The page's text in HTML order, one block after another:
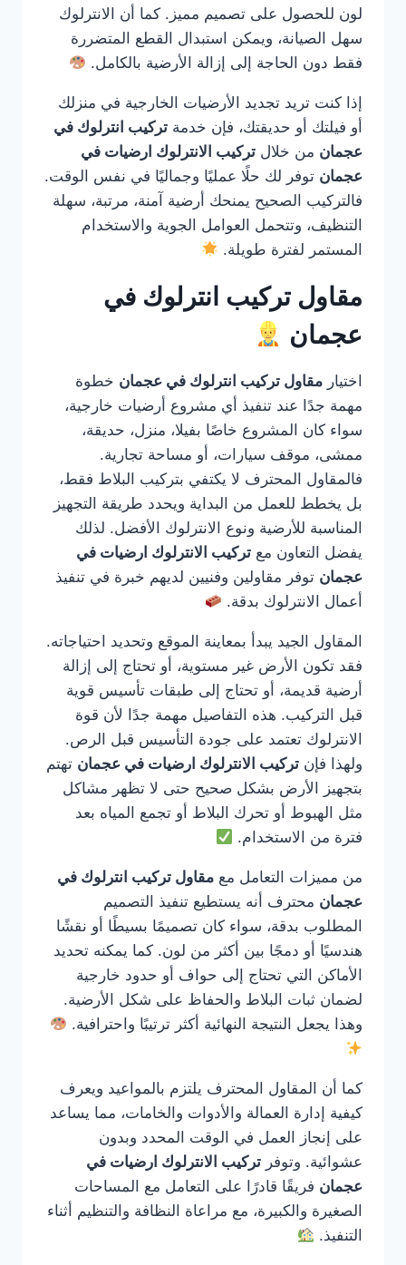
لون للحصول على تصميم مميز. كما أن الانترلوك
سهل الصيانة، ويمكن استبدال القطع المتضررة
فقط دون الحاجة إلى إزالة الأرضية بالكامل.
إذا كنت تريد تجديد الأرضيات الخارجية في منزلك
أو فيلتك أو حديقتك، فإن خدمة تركيب انترلوك في
عجمان من خلال تركيب الانترلوك ارضيات في
عجمان توفر لك حلًا عمليًا وجماليًا في نفس الوقت.
فالتركيب الصحيح يمنحك أرضية آمنة، مرتبة، سهلة
التنظيف، وتتحمل العوامل الجوية والاستخدام
المستمر لفترة طويلة.
مقاول تركيب انترلوك في
عجمان
اختيار مقاول تركيب انترلوك في عجمان خطوة
مهمة جدًا عند تنفيذ أي مشروع أرضيات خارجية،
سواء كان المشروع خاصًا بفيلا، منزل، حديقة،
ممشى، موقف سيارات، أو مساحة تجارية.
فالمقاول المحترف لا يكتفي بتركيب البلاط فقط،
بل يخطط للعمل من البداية ويحدد طريقة التجهيز
المناسبة للأرضية ونوع الانترلوك الأفضل. لذلك
يفضل التعاون مع تركيب الانترلوك ارضيات في
عجمان توفر مقاولين وفنيين لديهم خبرة في تنفيذ
أعمال الانترلوك بدقة.
المقاول الجيد يبدأ بمعاينة الموقع وتحديد احتياجاته.
فقد تكون الأرض غير مستوية، أو تحتاج إلى إزالة
أرضية قديمة، أو تحتاج إلى طبقات تأسيس قوية
قبل التركيب. هذه التفاصيل مهمة جدًا لأن قوة
الانترلوك تعتمد على جودة التأسيس قبل الرص.
ولهذا فإن تركيب الانترلوك ارضيات في عجمان تهتم
بتجهيز الأرض بشكل صحيح حتى لا تظهر مشاكل
مثل الهبوط أو تحرك البلاط أو تجمع المياه بعد
فترة من الاستخدام.
من مميزات التعامل مع مقاول تركيب انترلوك في
عجمان محترف أنه يستطيع تنفيذ التصميم
المطلوب بدقة، سواء كان تصميمًا بسيطًا أو نقشًا
هندسيًا أو دمجًا بين أكثر من لون. كما يمكنه تحديد
الأماكن التي تحتاج إلى حواف أو حدود خارجية
لضمان ثبات البلاط والحفاظ على شكل الأرضية.
وهذا يجعل النتيجة النهائية أكثر ترتيبًا واحترافية.
كما أن المقاول المحترف يلتزم بالمواعيد ويعرف
كيفية إدارة العمالة والأدوات والخامات، مما يساعد
على إنجاز العمل في الوقت المحدد وبدون
عشوائية. وتوفر تركيب الانترلوك ارضيات في
عجمان فريقًا قادرًا على التعامل مع المساحات
الصغيرة والكبيرة، مع مراعاة النظافة والتنظيم أثناء
التنفيذ.